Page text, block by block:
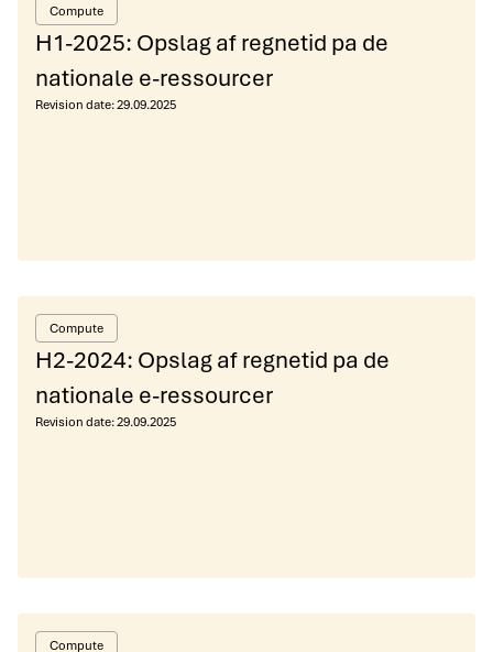
Compute
H1-2025: Opslag af regnetid pa de
nationale e-ressourcer
Revision date:29.09.2025
Compute
H2-2024: Opslag af regnetid pa de
nationale e-ressourcer
Revision date:29.09.2025
Compute